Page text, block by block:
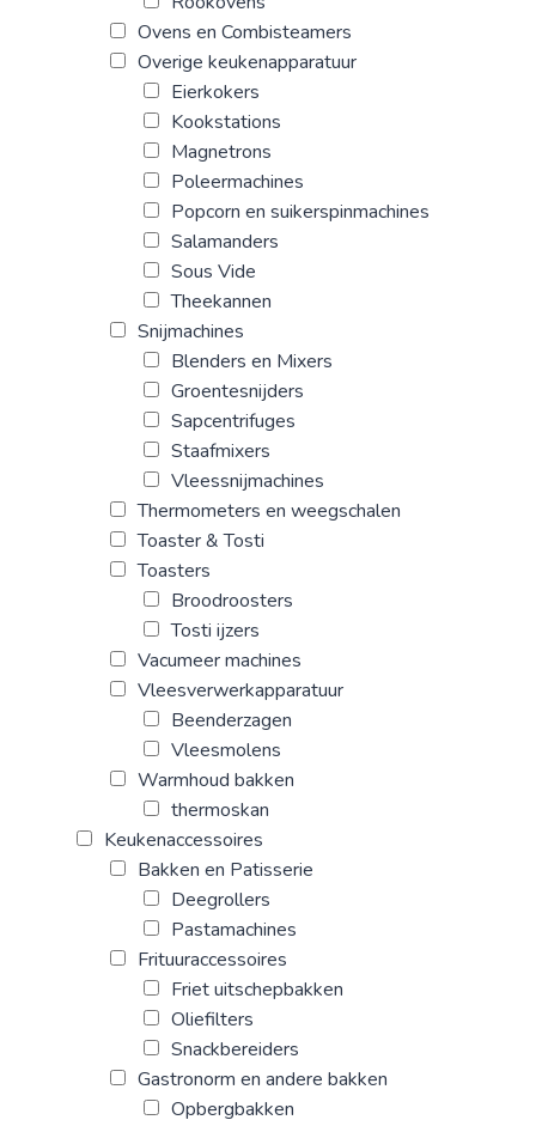
Ovens en Combisteamers
Overige keukenapparatuur
Eierkokers
Kookstations
Magnetrons
Poleermachines
Popcorn en suikerspinmachines
Salamanders
Sous Vide
Theekannen
Snijmachines
Blenders en Mixers
Groentesnijders
Sapcentrifuges
Staafmixers
Vleessnijmachines
Thermometers en weegschalen
Toaster & Tosti
Toasters
Broodroosters
Tosti ijzers
Vacumeer machines
Vleesverwerkapparatuur
Beenderzagen
Vleesmolens
Warmhoud bakken
thermoskan
Keukenaccessoires
Bakken en Patisserie
Deegrollers
Pastamachines
Frituuraccessoires
Friet uitschepbakken
Oliefilters
Snackbereiders
Gastronorm en andere bakken
Opbergbakken